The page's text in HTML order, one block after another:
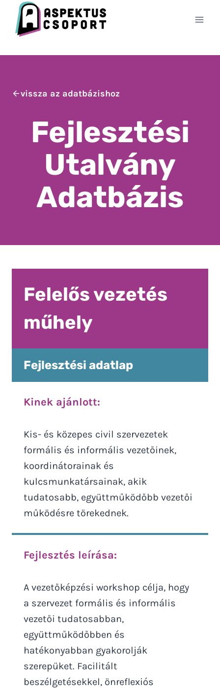
content
vissza az adatbázishoz
Fejlesztési
Utalvány
Adatbázis
Felelős vezetés
műhely
Fejlesztési adatlap
Kinek ajánlott:
Kis- és közepes civil szervezetek
formális és informális vezetőinek,
koordinátorainak és
kulcsmunkatársainak, akik
tudatosabb, együttműködőbb vezetői
működésre törekednek.
Fejlesztés leírása:
A vezetőképzési workshop célja, hogy
a szervezet formális és informális
vezetői tudatosabban,
együttműködőbben és
hatékonyabban gyakorolják
szerepüket. Facilitált
beszélgetésekkel, önreflexiós